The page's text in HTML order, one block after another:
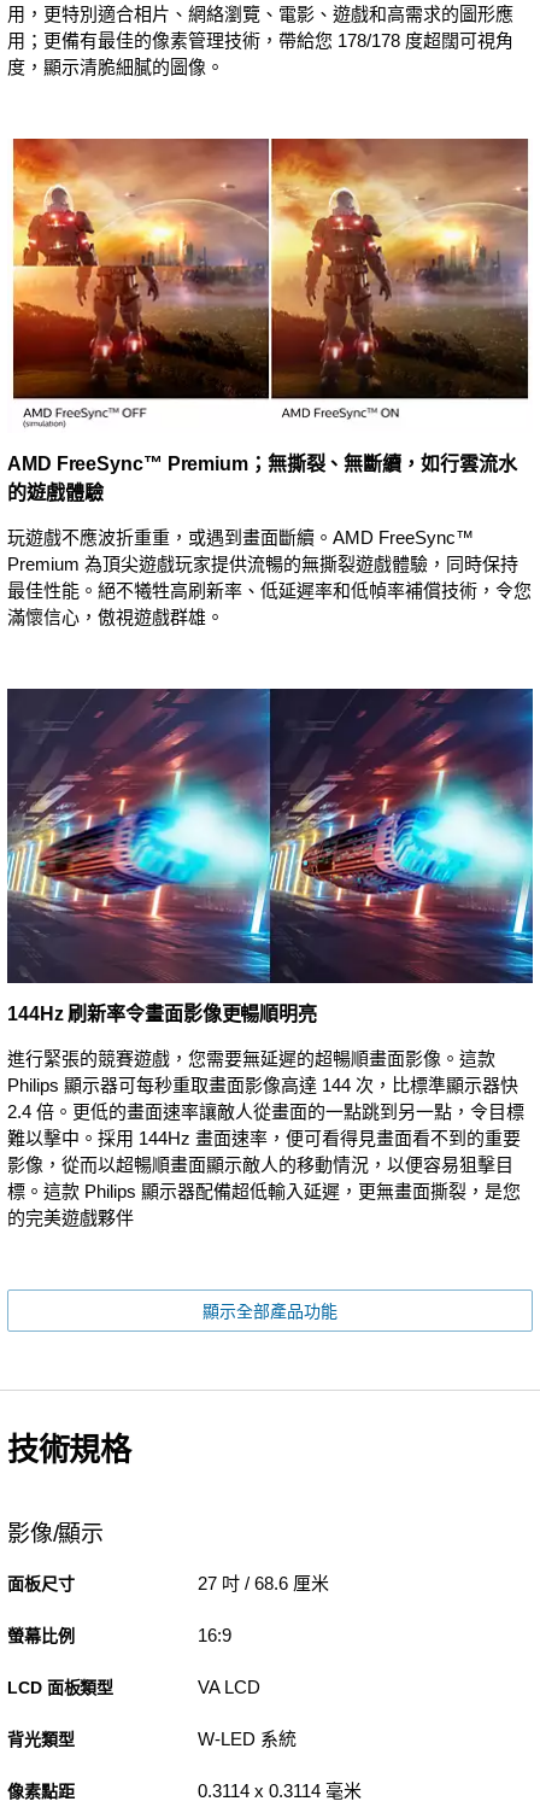
用，更特別適合相片、網絡瀏覽、電影、遊戲和高需求的圖形應
用；更備有最佳的像素管理技術，帶給您 178/178 度超闊可視角
度，顯示清脆細膩的圖像。
AMD FreeSync™ Premium；無撕裂、無斷續，如行雲流水
的遊戲體驗
玩遊戲不應波折重重，或遇到畫面斷續。AMD FreeSync™
Premium 為頂尖遊戲玩家提供流暢的無撕裂遊戲體驗，同時保持
最佳性能。絕不犧牲高刷新率、低延遲率和低幀率補償技術，令您
滿懷信心，傲視遊戲群雄。
144Hz 刷新率令畫面影像更暢順明亮
進行緊張的競賽遊戲，您需要無延遲的超暢順畫面影像。這款
Philips 顯示器可每秒重取畫面影像高達 144 次，比標準顯示器快
2.4 倍。更低的畫面速率讓敵人從畫面的一點跳到另一點，令目標
難以擊中。採用 144Hz 畫面速率，便可看得見畫面看不到的重要
影像，從而以超暢順畫面顯示敵人的移動情況，以便容易狙擊目
標。這款 Philips 顯示器配備超低輸入延遲，更無畫面撕裂，是您
的完美遊戲夥伴
顯示全部產品功能
技術規格
影像/顯示
面板尺寸 27 吋 / 68.6 厘米
螢幕比例 16:9
LCD 面板類型 VA LCD
背光類型 W-LED 系統
像素點距 0.3114 x 0.3114 毫米